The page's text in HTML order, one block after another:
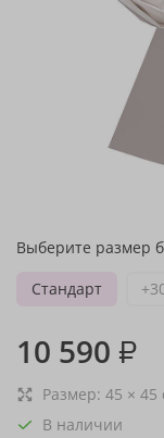
Выберите размер
Стандарт
10 590 ₽
Размер: 45 × 45
В наличии